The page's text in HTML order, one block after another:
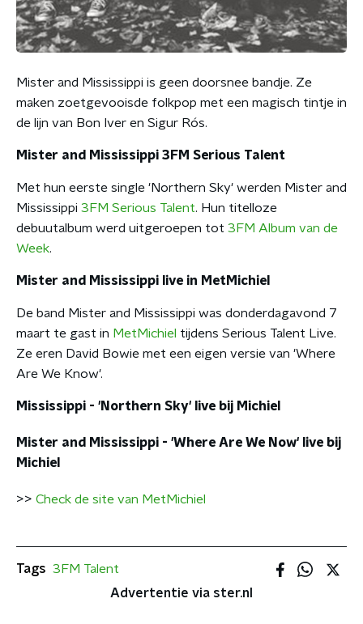
Mister and Mississippi is geen doorsnee bandje. Ze
maken zoetgevooisde folkpop met een magisch tintje in
de lijn van Bon Iver en Sigur Rós.
Mister and Mississippi 3FM Serious Talent
Met hun eerste single 'Northern Sky' werden Mister and
Mississippi 3FM Serious Talent. Hun titelloze
debuutalbum werd uitgeroepen tot 3FM Album van de
Week.
Mister and Mississippi live in MetMichiel
De band Mister and Mississippi was donderdagavond 7
maart te gast in MetMichiel tijdens Serious Talent Live.
Ze eren David Bowie met een eigen versie van 'Where
Are We Know'.
Mississippi - 'Northern Sky' live bij Michiel
Mister and Mississippi - 'Where Are We Now' live bij
Michiel
>> Check de site van MetMichiel
Tags 3FM Talent
Advertentie via ster.nl